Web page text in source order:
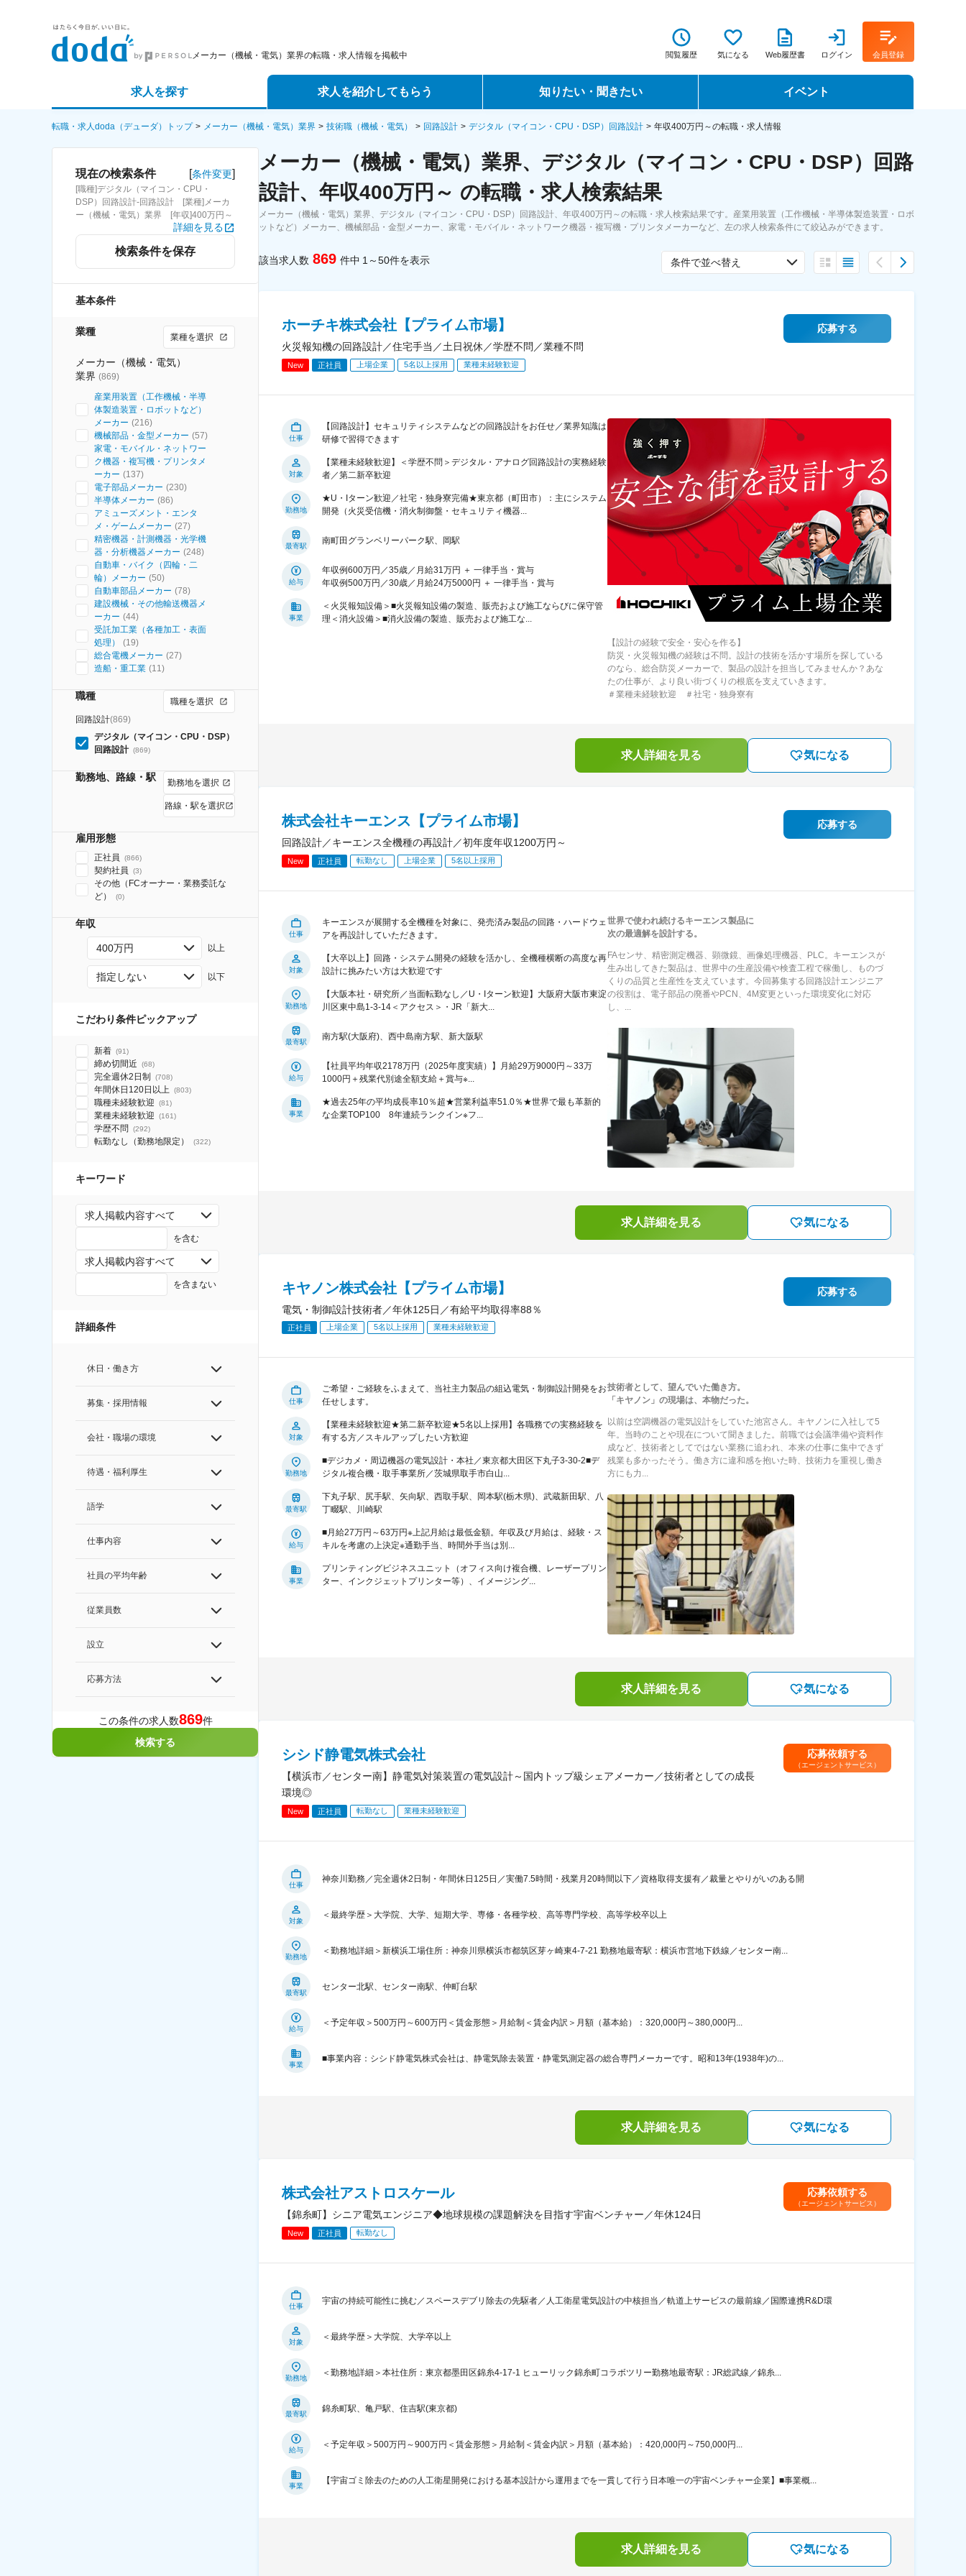
メーカー（機械・電気）業界の転職・求人情報を掲載中 閲覧履歴 気になる Web履歴書 ログイン 会員登録
求人を探す
詳細条件から探す
求人特集から探す
求人を紹介してもらう
エージェントサービス
スカウトサービス
パートナーエージェントサービス
知りたい・聞きたい
転職ノウハウ
データで見る転職
コラム・インタビュー
転職Q&A
イベント
転職イベント・転職セミナー
転職フェア
転職・求人doda（デューダ）トップ メーカー（機械・電気）業界 技術職（機械・電気） 回路設計 デジタル（マイコン・CPU・DSP）回路設計 年収400万円～の転職・求人情報
現在の検索条件 [条件変更]
[職種]デジタル（マイコン・CPU・
DSP）回路設計-回路設計 [業種]メーカ
ー（機械・電気）業界 [年収]400万円～
詳細を見る
検索条件を保存
基本条件
業種 業種を選択
メーカー（機械・電気）
業界 (869)
産業用装置（工作機械・半導
体製造装置・ロボットなど）
メーカー (216)
機械部品・金型メーカー (57)
家電・モバイル・ネットワー
ク機器・複写機・プリンタメ
ーカー (137)
電子部品メーカー (230)
半導体メーカー (86)
アミューズメント・エンタ
メ・ゲームメーカー (27)
精密機器・計測機器・光学機
器・分析機器メーカー (248)
自動車・バイク（四輪・二
輪）メーカー (50)
自動車部品メーカー (78)
建設機械・その他輸送機器メ
ーカー (44)
受託加工業（各種加工・表面
処理）
(19)
総合電機メーカー (27)
造船・重工業 (11)
職種
職種を選択
回路設計(869)
デジタル（マイコン・CPU・DSP）
回路設計 (869)
勤務地、路線・駅 勤務地を選択
路線・駅を選択
雇用形態
正社員 (866)
契約社員 (3)
その他（FCオーナー・業務委託な
ど）
(0)
年収
400万円 以上
指定しない 以下
こだわり条件ピックアップ
新着 (91)
締め切間近 (68)
完全週休2日制 (708)
年間休日120日以上 (803)
職種未経験歓迎 (81)
業種未経験歓迎 (161)
学歴不問 (292)
転勤なし（勤務地限定） (322)
キーワード
求人掲載内容すべて
を含む
求人掲載内容すべて
を含まない
詳細条件
休日・働き方
募集・採用情報
会社・職場の環境
待遇・福利厚生
語学
仕事内容
社員の平均年齢
従業員数
設立
応募方法
この条件の求人数869件
検索する
メーカー（機械・電気）業界、デジタル（マイコン・CPU・DSP）回路
設計、年収400万円～ の転職・求人検索結果
メーカー（機械・電気）業界、デジタル（マイコン・CPU・DSP）回路設計、年収400万円～の転職・求人検索結果です。産業用装置（工作機械・半導体製造装置・ロボ
ットなど）メーカー、機械部品・金型メーカー、家電・モバイル・ネットワーク機器・複写機・プリンタメーカーなど、左の求人検索条件にて絞込みができます。
該当求人数 869 件中 1～50件を表示 条件で並べ替え
ホーチキ株式会社【プライム市場】
火災報知機の回路設計／住宅手当／土日祝休／学歴不問／業種不問
New 正社員 上場企業 5名以上採用 業種未経験歓迎
応募する
仕事
【回路設計】セキュリティシステムなどの回路設計をお任せ／業界知識は
研修で習得できます
対象
【業種未経験歓迎】＜学歴不問＞デジタル・アナログ回路設計の実務経験
者／第二新卒歓迎
勤務地
★U・Iターン歓迎／社宅・独身寮完備★東京都（町田市）：主にシステム
開発（火災受信機・消火制御盤・セキュリティ機器...
最寄駅
南町田グランベリーパーク駅、岡駅
給与
年収例600万円／35歳／月給31万円 ＋ 一律手当・賞与
年収例500万円／30歳／月給24万5000円 ＋ 一律手当・賞与
事業
＜火災報知設備＞■火災報知設備の製造、販売および施工ならびに保守管
理＜消火設備＞■消火設備の製造、販売および施工な...
【設計の経験で安全・安心を作る】
防災・火災報知機の経験は不問。設計の技術を活かす場所を探している
のなら、総合防災メーカーで、製品の設計を担当してみませんか？あな
たの仕事が、より良い街づくりの根底を支えていきます。
＃業種未経験歓迎 ＃社宅・独身寮有
求人詳細を見る 気になる
株式会社キーエンス【プライム市場】
回路設計／キーエンス全機種の再設計／初年度年収1200万円～
New 正社員 転勤なし 上場企業 5名以上採用
応募する
仕事
キーエンスが展開する全機種を対象に、発売済み製品の回路・ハードウェ
アを再設計していただきます。
対象
【大卒以上】回路・システム開発の経験を活かし、全機種横断の高度な再
設計に挑みたい方は大歓迎です
勤務地
【大阪本社・研究所／当面転勤なし／U・Iターン歓迎】大阪府大阪市東淀
川区東中島1-3-14＜アクセス＞・JR「新大...
最寄駅
南方駅(大阪府)、西中島南方駅、新大阪駅
給与
【社員平均年収2178万円（2025年度実績）】月給29万9000円～33万
1000円＋残業代別途全額支給＋賞与※...
事業
★過去25年の平均成長率10％超★営業利益率51.0％★世界で最も革新的
な企業TOP100 8年連続ランクイン※フ...
世界で使われ続けるキーエンス製品に
次の最適解を設計する。
FAセンサ、精密測定機器、顕微鏡、画像処理機器、PLC。キーエンスが
生み出してきた製品は、世界中の生産設備や検査工程で稼働し、ものづ
くりの品質と生産性を支えています。今回募集する回路設計エンジニア
の役割は、電子部品の廃番やPCN、4M変更といった環境変化に対応
し、...
求人詳細を見る 気になる
キヤノン株式会社【プライム市場】
電気・制御設計技術者／年休125日／有給平均取得率88％
正社員 上場企業 5名以上採用 業種未経験歓迎
応募する
仕事
ご希望・ご経験をふまえて、当社主力製品の組込電気・制御設計開発をお
任せします。
対象
【業種未経験歓迎★第二新卒歓迎★5名以上採用】各職務での実務経験を
有する方／スキルアップしたい方歓迎
勤務地
■デジカメ・周辺機器の電気設計・本社／東京都大田区下丸子3-30-2■デ
ジタル複合機・取手事業所／茨城県取手市白山...
最寄駅
下丸子駅、尻手駅、矢向駅、西取手駅、岡本駅(栃木県)、武蔵新田駅、八
丁畷駅、川崎駅
給与
■月給27万円～63万円※上記月給は最低金額。年収及び月給は、経験・ス
キルを考慮の上決定※通勤手当、時間外手当は別...
事業
プリンティングビジネスユニット（オフィス向け複合機、レーザープリン
ター、インクジェットプリンター等）、イメージング...
技術者として、望んでいた働き方。
「キヤノン」の現場は、本物だった。
以前は空調機器の電気設計をしていた池宮さん。キヤノンに入社して5
年。当時のことや現在について聞きました。前職では会議準備や資料作
成など、技術者としてではない業務に追われ、本来の仕事に集中できず
残業も多かったそう。働き方に違和感を抱いた時、技術力を重視し働き
方にも力...
求人詳細を見る 気になる
シシド静電気株式会社
【横浜市／センター南】静電気対策装置の電気設計～国内トップ級シェアメーカー／技術者としての成長
環境◎
New 正社員 転勤なし 業種未経験歓迎
応募依頼する
（エージェントサービス）
仕事
神奈川勤務／完全週休2日制・年間休日125日／実働7.5時間・残業月20時間以下／資格取得支援有／裁量とやりがいのある開
対象
＜最終学歴＞大学院、大学、短期大学、専修・各種学校、高等専門学校、高等学校卒以上
勤務地
＜勤務地詳細＞新横浜工場住所：神奈川県横浜市都筑区芽ヶ崎東4-7-21 勤務地最寄駅：横浜市営地下鉄線／センター南...
最寄駅
センター北駅、センター南駅、仲町台駅
給与
＜予定年収＞500万円～600万円＜賃金形態＞月給制＜賃金内訳＞月額（基本給）：320,000円～380,000円...
事業
■事業内容：シシド静電気株式会社は、静電気除去装置・静電気測定器の総合専門メーカーです。昭和13年(1938年)の...
求人詳細を見る 気になる
株式会社アストロスケール
【錦糸町】シニア電気エンジニア◆地球規模の課題解決を目指す宇宙ベンチャー／年休124日
New 正社員 転勤なし
応募依頼する
（エージェントサービス）
仕事
宇宙の持続可能性に挑む／スペースデブリ除去の先駆者／人工衛星電気設計の中核担当／軌道上サービスの最前線／国際連携R&D環
対象
＜最終学歴＞大学院、大学卒以上
勤務地
＜勤務地詳細＞本社住所：東京都墨田区錦糸4-17-1 ヒューリック錦糸町コラボツリー勤務地最寄駅：JR総武線／錦糸...
最寄駅
錦糸町駅、亀戸駅、住吉駅(東京都)
給与
＜予定年収＞500万円～900万円＜賃金形態＞月給制＜賃金内訳＞月額（基本給）：420,000円～750,000円...
事業
【宇宙ゴミ除去のための人工衛星開発における基本設計から運用までを一貫して行う日本唯一の宇宙ベンチャー企業】■事業概...
求人詳細を見る 気になる